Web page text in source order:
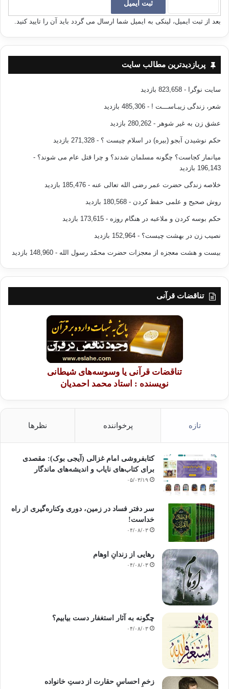
کە همەی عمر خود را صرف خدمتگزاری اندیشە و معرفت اسلامی و
انتشار دعوت اسلامی بە لسان قوم و بەشیوەای معاصر نمود. وی
یکی از بانیان و عضو شمارە یک مٶسسەی جهانی اندیشەی اسلامی
به شمار می‌آید. بدون تردید، درگذشت ایشان، ضایعه‌ای بزرگ از امت
کپی آدرس
بعد از ثبت ایمیل، لینکی به ایمیل شما ارسال می گردد باید آن را تایید کنید.
پربازدیدترین مطالب سایت
سایت نوگرا - 823,658 بازدید
شعر، زندگی زیبـاســـت ! - 485,306 بازدید
عشق زن به غیر شوهر - 280,262 بازدید
حکم نوشیدن آبجو (بیره) در اسلام چیست ؟ - 271,328 بازدید
میانمار کجاست؟ چگونه مسلمان شدند؟ و چرا قتل عام می شوند؟ -
196,143 بازدید
خلاصه زندگی حضرت عمر رضی الله تعالی عنه - 185,476 بازدید
روش صحیح و علمی حفظ کردن - 180,568 بازدید
حکم بوسه کردن و ملاعبه در هنگام روزه - 173,615 بازدید
نصیب زن در بهشت چیست؟ - 152,964 بازدید
بیست و هشت معجزه از معجزات حضرت محمّد رسول الله - 148,960 بازدید
تناقضات قرآنی
تناقضات قرآنی یا وسوسه‌های شیطانی
نویسنده : استاد محمد احمدیان
تازه پرخواننده نظرها
کتابفروشی امام غزالی (آیجی بوک): مقصدی
برای کتاب‌های نایاب و اندیشه‌های ماندگار
۰۵/۰۳/۱۹
سر دفتر فساد در زمین‌، دوری وکناره‌گیری از راه
خداست‌!
۰۴/۰۸/۰۳
رهایی از زندانِ اوهام
۰۴/۰۸/۰۳
چگونه به آثار استغفار دست بیابیم؟
۰۴/۰۸/۰۳
زخمِ احساسِ حقارت از دستِ خانواده